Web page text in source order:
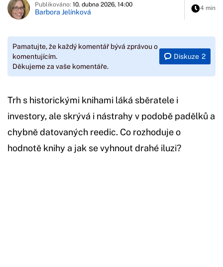
Publikováno: 10. dubna 2026, 14:00
Barbora Jelínková 4 min
Pamatujte, že každý komentář bývá zprávou o
komentujícím.
Děkujeme za vaše komentáře.
Diskuze 2
Trh s historickými knihami láká sběratele i
investory, ale skrývá i nástrahy v podobě padělků a
chybně datovaných reedic. Co rozhoduje o
hodnotě knihy a jak se vyhnout drahé iluzi?